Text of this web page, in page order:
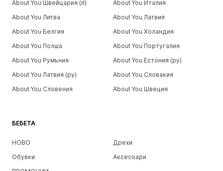
БЕБЕТА
НОВО
Дрехи
Обувки
Аксесоари
About You Швейцария (it)
About You Италия
About You Литва
About You Латвия
About You Белгия
About You Холандия
About You Полша
About You Португалия
About You Румъния
About You Естония (ру)
About You Латвия (ру)
About You Словакия
About You Словения
About You Швеция